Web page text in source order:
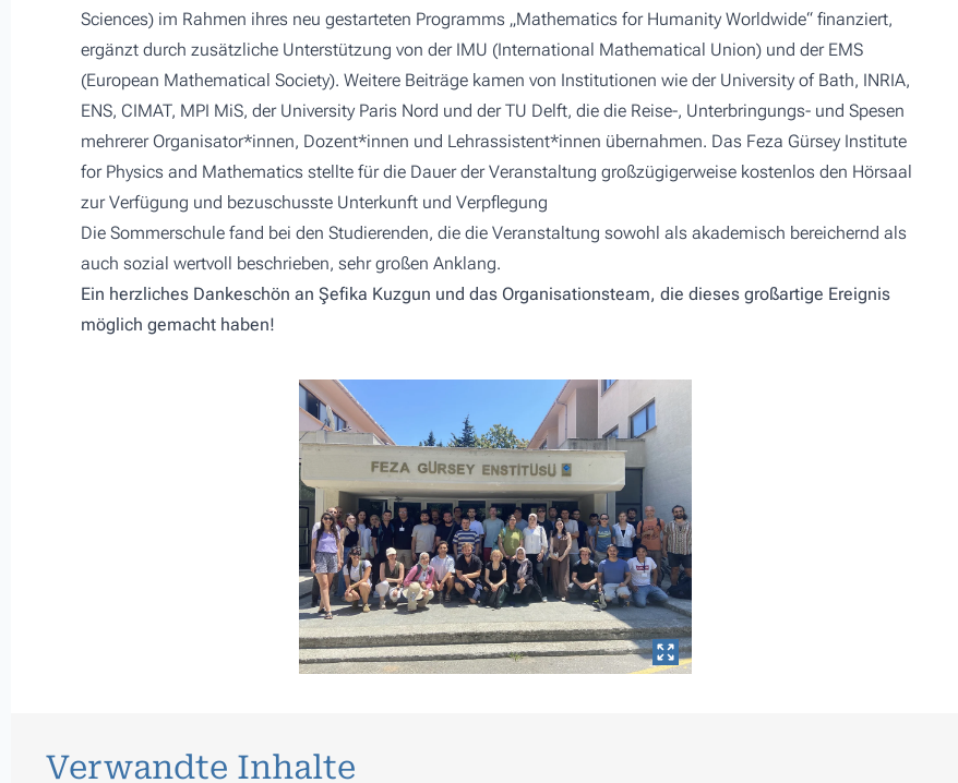
Sciences) im Rahmen ihres neu gestarteten Programms „Mathematics for Humanity Worldwide“ finanziert,
ergänzt durch zusätzliche Unterstützung von der IMU (International Mathematical Union) und der EMS
(European Mathematical Society). Weitere Beiträge kamen von Institutionen wie der University of Bath, INRIA,
ENS, CIMAT, MPI MiS, der University Paris Nord und der TU Delft, die die Reise-, Unterbringungs- und Spesen
mehrerer Organisator*innen, Dozent*innen und Lehrassistent*innen übernahmen. Das Feza Gürsey Institute
for Physics and Mathematics stellte für die Dauer der Veranstaltung großzügigerweise kostenlos den Hörsaal
zur Verfügung und bezuschusste Unterkunft und Verpflegung
Die Sommerschule fand bei den Studierenden, die die Veranstaltung sowohl als akademisch bereichernd als
auch sozial wertvoll beschrieben, sehr großen Anklang.
Ein herzliches Dankeschön an Şefika Kuzgun und das Organisationsteam, die dieses großartige Ereignis
möglich gemacht haben!
Verwandte Inhalte